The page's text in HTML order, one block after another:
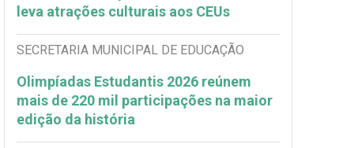
leva atrações culturais aos CEUs
SECRETARIA MUNICIPAL DE EDUCAÇÃO
Olimpíadas Estudantis 2026 reúnem
mais de 220 mil participações na maior
edição da história